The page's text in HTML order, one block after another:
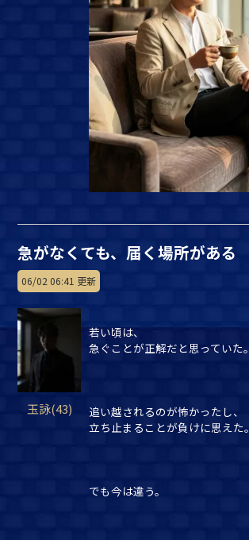
急がなくても、届く場所がある
06/02 06:41 更新
玉詠(43)
若い頃は、
急ぐことが正解だと思っていた。
追い越されるのが怖かったし、
立ち止まることが負けに思えた。
でも今は違う。